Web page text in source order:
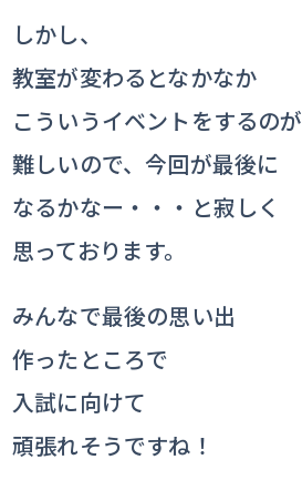
しかし、
教室が変わるとなかなか
こういうイベントをするのが
難しいので、今回が最後に
なるかなー・・・と寂しく
思っております。
みんなで最後の思い出
作ったところで
入試に向けて
頑張れそうですね！